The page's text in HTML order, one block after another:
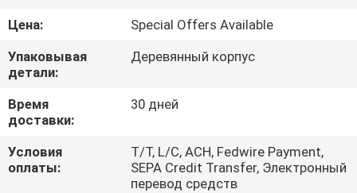
ДАННЫЕ
НОВОСТИ
КАРТА
САЙТА
Цена:
Special Offers Available
Упаковывая
детали:
Деревянный корпус
Время
доставки:
30 дней
Условия
оплаты:
T/T, L/C, ACH, Fedwire Payment,
SEPA Credit Transfer, Электронный
перевод средств